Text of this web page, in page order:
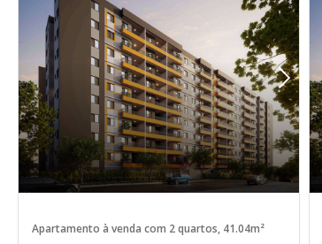
Apartamento à venda com 2 quartos, 41.04m²